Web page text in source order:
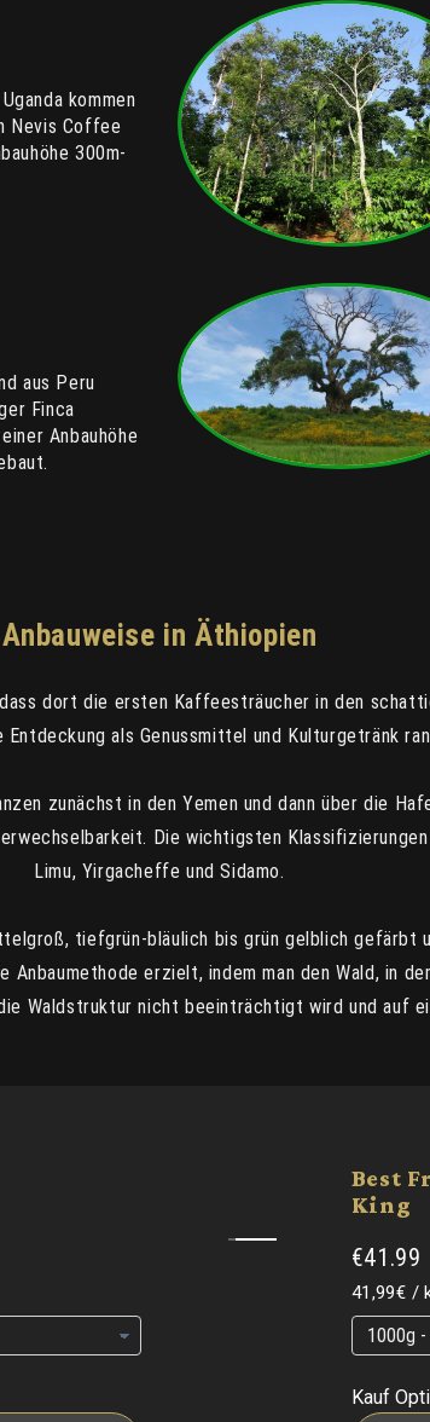
kommen
Nevis Coffee
300m-
aus Peru
Finca
Anbauhöhe
Anbauweise in Äthiopien
dort die ersten Kaffeesträucher in den
als Genussmittel und Kulturgetränk
zunächst in den Yemen und dann über die
Die wichtigsten
Limu, Yirgacheffe und Sidamo.
tiefgrün-bläulich bis grün gelblich gefärbt
Anbaumethode erzielt, indem man den Wald, in
Waldstruktur nicht beeinträchtigt wird und auf
Best
King
€41.99
41,99€ /
Kauf